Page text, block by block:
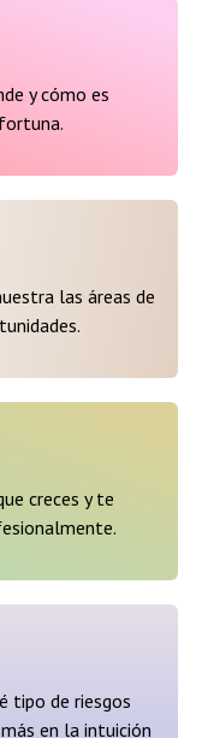
y cómo es
las áreas de
creces y te
tipo de riesgos
en la intuición